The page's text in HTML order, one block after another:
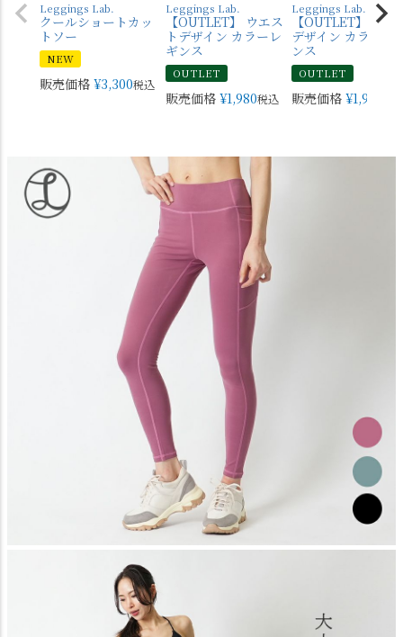
Leggings Lab.
クールショートカッ
トソー
NEW
販売価格 ¥3,300税込
Leggings Lab.
【OUTLET】 ウエス
トデザイン カラーレ
ギンス
OUTLET
販売価格 ¥1,980税込
Leggings Lab.
【OUTLET】 バッ
デザイン カラーレ
ンス
OUTLET
販売価格 ¥1,980